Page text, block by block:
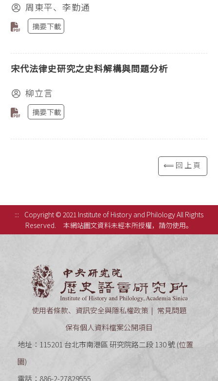
周東平、李勤通
摘要下載
宋代法律史研究之史料解構與問題分析
柳立言
摘要下載
⟸回上頁
:::
Copyright © 2021 Institute of History and Philology All Rights
Reserved.
本網站圖文資料未經本所授權，請勿使用。
使用者條款、資訊安全與隱私權政策
常見問題
保有個人資料檔案公開項目
地址：115201 台北市南港區 研究院路二段 130 號 (位置
圖)
電話：886-2-27829555